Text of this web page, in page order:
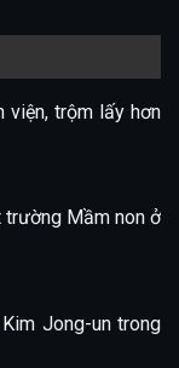
viện, trộm lấy hơn
trường Mầm non ở
Jong-un trong